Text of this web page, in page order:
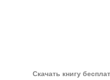
Скачать книгу